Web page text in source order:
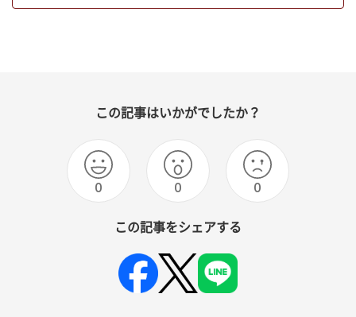
この記事はいかがでしたか？
0 0 0
この記事をシェアする